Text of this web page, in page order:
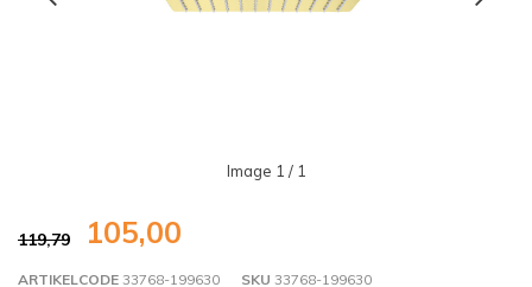
Image 1 / 1
119,79 105,00
ARTIKELCODE 33768-199630 SKU 33768-199630